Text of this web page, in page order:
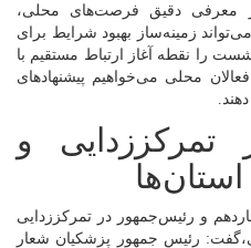
معرفی دقیق فرصت‌های محلی،
زمینه‌ساز بهبود شرایط برای
را نقطه آغاز ارتباط مستقیم با
محلی می‌خواهیم پیشنهادهای
تمرکززدایی و
استان‌ها
و رئیس‌جمهور در تمرکززدایی
رئیس جمهور پزشکیان شعار